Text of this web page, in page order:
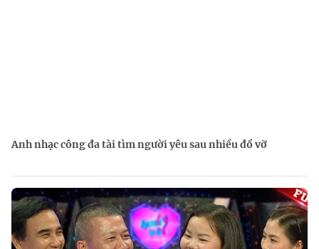
Anh nhạc công đa tài tìm người yêu sau nhiều đổ vỡ